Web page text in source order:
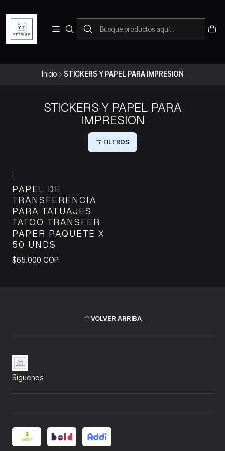
Para pedidos telefonicos puedes comunicarte con el wsap
+573228452138
Inicio STICKERS Y PAPEL PARA IMPRESION
STICKERS Y PAPEL PARA
IMPRESION
FILTROS
PAPEL DE
TRANSFERENCIA
PARA TATUAJES
TATOO TRANSFER
PAPER PAQUETE X
50 UNDS
$65.000 COP
VOLVER ARRIBA
Síguenos